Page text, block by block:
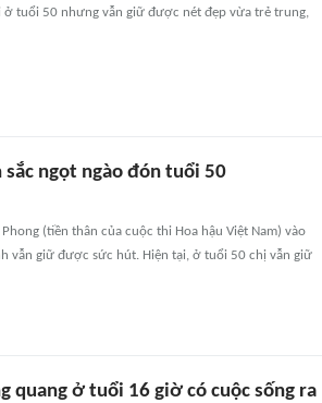
tuổi 50 nhưng vẫn giữ được nét đẹp vừa trẻ trung,
sắc ngọt ngào đón tuổi 50
(tiền thân của cuộc thi Hoa hậu Việt Nam) vào
vẫn giữ được sức hút. Hiện tại, ở tuổi 50 chị vẫn giữ
quang ở tuổi 16 giờ có cuộc sống ra